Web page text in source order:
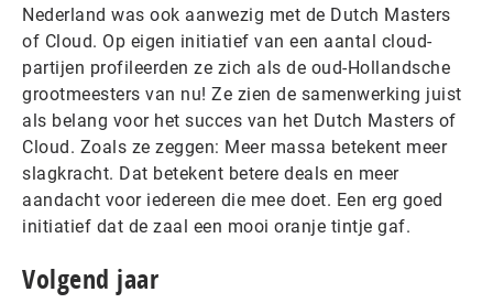
Nederland was ook aanwezig met de Dutch Masters
of Cloud. Op eigen initiatief van een aantal cloud-
partijen profileerden ze zich als de oud-Hollandsche
grootmeesters van nu! Ze zien de samenwerking juist
als belang voor het succes van het Dutch Masters of
Cloud. Zoals ze zeggen: Meer massa betekent meer
slagkracht. Dat betekent betere deals en meer
aandacht voor iedereen die mee doet. Een erg goed
initiatief dat de zaal een mooi oranje tintje gaf.
Volgend jaar